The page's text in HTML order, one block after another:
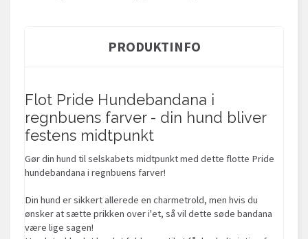
PRODUKTINFO
Flot Pride Hundebandana i
regnbuens farver - din hund bliver
festens midtpunkt
Gør din hund til selskabets midtpunkt med dette flotte Pride
hundebandana i regnbuens farver!
Din hund er sikkert allerede en charmetrold, men hvis du
ønsker at sætte prikken over i'et, så vil dette søde bandana
være lige sagen!